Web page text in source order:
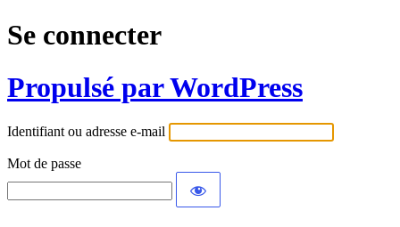
Se connecter
Propulsé par WordPress
Identifiant ou adresse e-mail
Mot de passe